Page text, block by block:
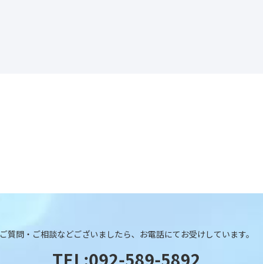
ご質問・ご相談などございましたら、お電話にてお受けしています。
TEL:092-589-5892